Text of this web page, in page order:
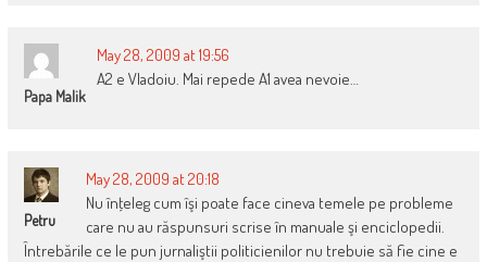
Papa Malik
May 28, 2009 at 19:56
A2 e Vladoiu. Mai repede A1 avea nevoie…
Petru
May 28, 2009 at 20:18
Nu înţeleg cum îşi poate face cineva temele pe probleme
care nu au răspunsuri scrise în manuale şi enciclopedii.
Întrebările ce le pun jurnaliştii politicienilor nu trebuie să fie cine e